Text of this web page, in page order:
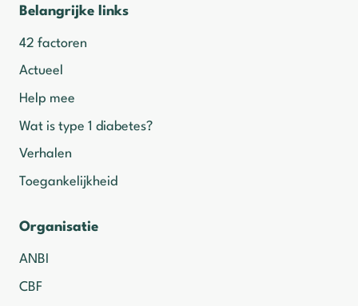
Belangrijke links
42 factoren
Actueel
Help mee
Wat is type 1 diabetes?
Verhalen
Toegankelijkheid
Organisatie
ANBI
CBF